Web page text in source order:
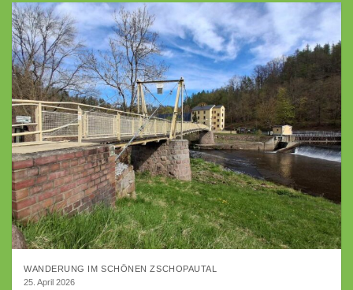
WANDERUNG IM SCHÖNEN ZSCHOPAUTAL
25. April 2026